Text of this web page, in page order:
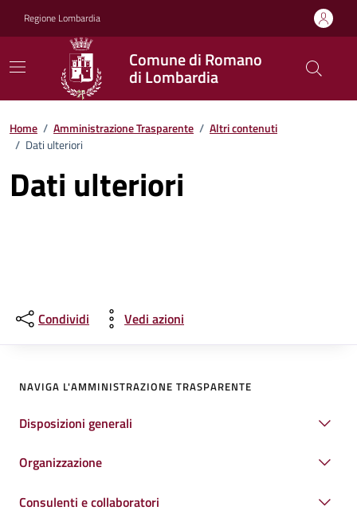
Regione Lombardia
Comune di Romano
di Lombardia
Home / Amministrazione Trasparente / Altri contenuti
/ Dati ulteriori
Dati ulteriori
Condividi Vedi azioni
NAVIGA L'AMMINISTRAZIONE TRASPARENTE
Disposizioni generali
Organizzazione
Consulenti e collaboratori